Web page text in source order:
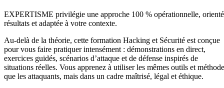
EXPERTISME privilégie une approche 100 % opérationnelle,
résultats et adaptée à votre contexte.
Au-delà de la théorie, cette formation Hacking et Sécurité est conçue
pour vous faire pratiquer intensément : démonstrations en direct,
exercices guidés, scénarios d’attaque et de défense inspirés de
situations réelles. Vous apprenez à utiliser les mêmes outils et
que les attaquants, mais dans un cadre maîtrisé, légal et éthique.